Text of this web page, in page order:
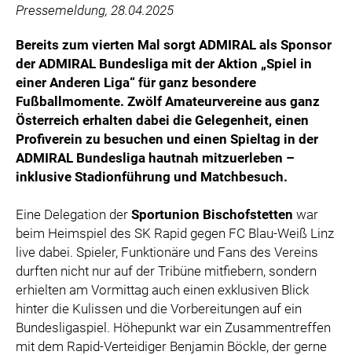
LOGOS
PRESSEKONTAKT
Pressemeldung, 28.04.2025
Bereits zum vierten Mal sorgt ADMIRAL als Sponsor
der ADMIRAL Bundesliga mit der Aktion „Spiel in
einer Anderen Liga“ für ganz besondere
Fußballmomente. Zwölf Amateurvereine aus ganz
Österreich erhalten dabei die Gelegenheit, einen
Profiverein zu besuchen und einen Spieltag in der
ADMIRAL Bundesliga hautnah mitzuerleben –
inklusive Stadionführung und Matchbesuch.
Eine Delegation der Sportunion Bischofstetten war
beim Heimspiel des SK Rapid gegen FC Blau-Weiß Linz
live dabei. Spieler, Funktionäre und Fans des Vereins
durften nicht nur auf der Tribüne mitfiebern, sondern
erhielten am Vormittag auch einen exklusiven Blick
hinter die Kulissen und die Vorbereitungen auf ein
Bundesligaspiel. Höhepunkt war ein Zusammentreffen
mit dem Rapid-Verteidiger Benjamin Böckle, der gerne